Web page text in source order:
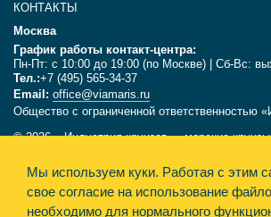
КОНТАКТЫ
Москва
График работы контакт-центра:
Пн-Пт: с 10:00 до 19:00 (по Москве) | Сб-Вс:
Тел.:+7 (495) 565-34-37
Email: office@viamaris.ru
Общество с ограниченной ответственностью
© 2026, «Индустрия круизов» - морские
разрешения компании «Индустрия круизов».
размещённая на сайте, несёт справочный
офертой.
Мы используем куки. Работая с этим
свое согласие на использование
необходимо для нормального